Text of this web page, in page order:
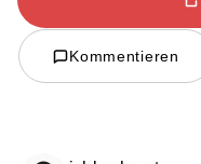
Kommentieren